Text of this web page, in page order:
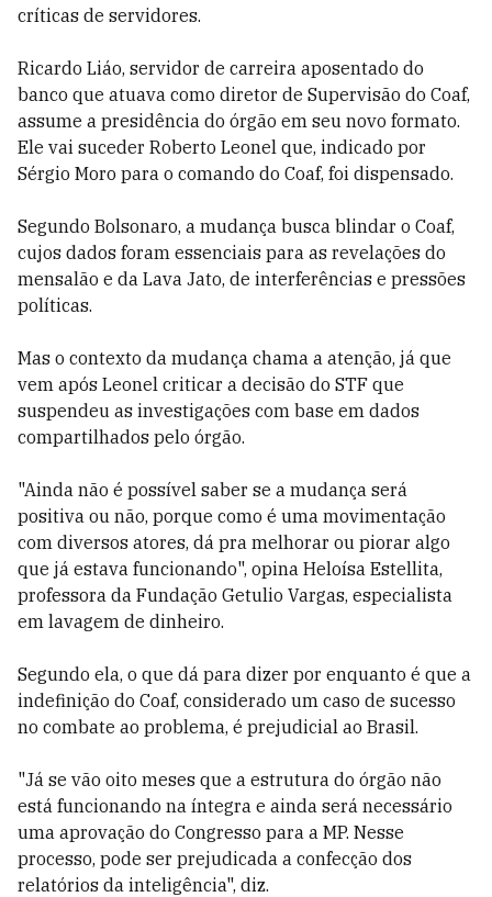
críticas de servidores.
Ricardo Liáo, servidor de carreira aposentado do
banco que atuava como diretor de Supervisão do Coaf,
assume a presidência do órgão em seu novo formato.
Ele vai suceder Roberto Leonel que, indicado por
Sérgio Moro para o comando do Coaf, foi dispensado.
Segundo Bolsonaro, a mudança busca blindar o Coaf,
cujos dados foram essenciais para as revelações do
mensalão e da Lava Jato, de interferências e pressões
políticas.
Mas o contexto da mudança chama a atenção, já que
vem após Leonel criticar a decisão do STF que
suspendeu as investigações com base em dados
compartilhados pelo órgão.
"Ainda não é possível saber se a mudança será
positiva ou não, porque como é uma movimentação
com diversos atores, dá pra melhorar ou piorar algo
que já estava funcionando", opina Heloísa Estellita,
professora da Fundação Getulio Vargas, especialista
em lavagem de dinheiro.
Segundo ela, o que dá para dizer por enquanto é que a
indefinição do Coaf, considerado um caso de sucesso
no combate ao problema, é prejudicial ao Brasil.
"Já se vão oito meses que a estrutura do órgão não
está funcionando na íntegra e ainda será necessário
uma aprovação do Congresso para a MP. Nesse
processo, pode ser prejudicada a confecção dos
relatórios da inteligência", diz.